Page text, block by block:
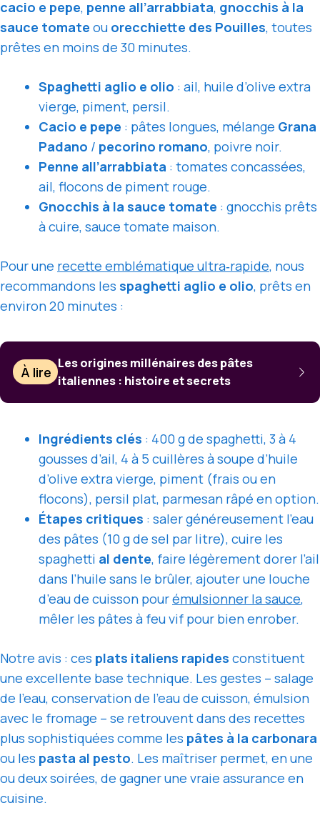
cacio e pepe, penne all’arrabbiata, gnocchis à la
sauce tomate ou orecchiette des Pouilles, toutes
prêtes en moins de 30 minutes.
Spaghetti aglio e olio : ail, huile d’olive extra
vierge, piment, persil.
Cacio e pepe : pâtes longues, mélange Grana
Padano / pecorino romano, poivre noir.
Penne all’arrabbiata : tomates concassées,
ail, flocons de piment rouge.
Gnocchis à la sauce tomate : gnocchis prêts
à cuire, sauce tomate maison.
Pour une recette emblématique ultra‑rapide, nous
recommandons les spaghetti aglio e olio, prêts en
environ 20 minutes :
À lire
Les origines millénaires des pâtes
italiennes : histoire et secrets
Ingrédients clés : 400 g de spaghetti, 3 à 4
gousses d’ail, 4 à 5 cuillères à soupe d’huile
d’olive extra vierge, piment (frais ou en
flocons), persil plat, parmesan râpé en option.
Étapes critiques : saler généreusement l’eau
des pâtes (10 g de sel par litre), cuire les
spaghetti al dente, faire légèrement dorer l’ail
dans l’huile sans le brûler, ajouter une louche
d’eau de cuisson pourémulsionner la sauce,
mêler les pâtes à feu vif pour bien enrober.
Notre avis : ces plats italiens rapides constituent
une excellente base technique. Les gestes – salage
de l’eau, conservation de l’eau de cuisson, émulsion
avec le fromage – se retrouvent dans des recettes
plus sophistiquées comme les pâtes à la carbonara
ou les pasta al pesto. Les maîtriser permet, en une
ou deux soirées, de gagner une vraie assurance en
cuisine.